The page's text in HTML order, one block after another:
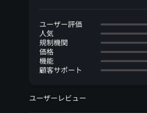
ユーザー評価
人気
規制機関
価格
機能
顧客サポート
ユーザーレビュー